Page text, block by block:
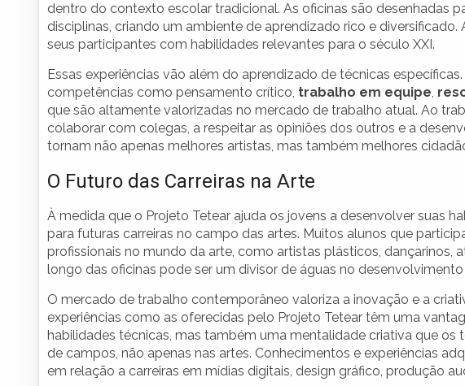
dentro do contexto escolar tradicional. As oficinas são desenhadas
disciplinas, criando um ambiente de aprendizado rico e
seus participantes com habilidades relevantes para o século XXI.
Essas experiências vão além do aprendizado de técnicas
competências como pensamento crítico, trabalho em equipe,
que são altamente valorizadas no mercado de trabalho atual. Ao
colaborar com colegas, a respeitar as opiniões dos outros e a
tornam não apenas melhores artistas, mas também melhores
O Futuro das Carreiras na Arte
À medida que o Projeto Tetear ajuda os jovens a desenvolver suas
para futuras carreiras no campo das artes. Muitos alunos que
profissionais no mundo da arte, como artistas plásticos, dançarinos,
longo das oficinas pode ser um divisor de águas no desenvolvimento
O mercado de trabalho contemporâneo valoriza a inovação e a
experiências como as oferecidas pelo Projeto Tetear têm uma
habilidades técnicas, mas também uma mentalidade criativa que
de campos, não apenas nas artes. Conhecimentos e experiências
em relação a carreiras em mídias digitais, design gráfico, produção